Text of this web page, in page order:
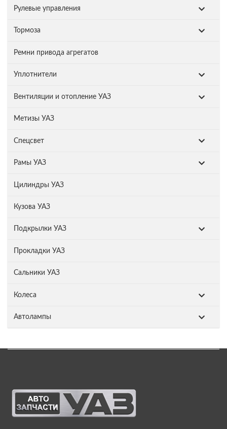
Рулевые управления
Тормоза
Ремни привода агрегатов
Уплотнители
Вентиляции и отопление УАЗ
Метизы УАЗ
Спецсвет
Рамы УАЗ
Цилиндры УАЗ
Кузова УАЗ
Подкрылки УАЗ
Прокладки УАЗ
Сальники УАЗ
Колеса
Автолампы